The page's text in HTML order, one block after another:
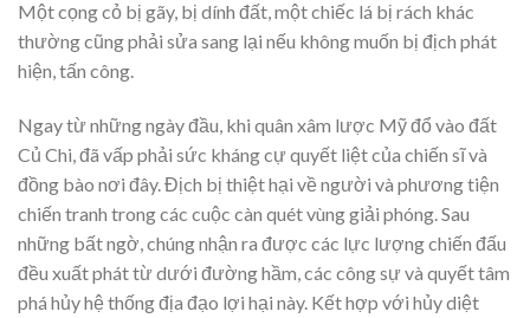
Một cọng cỏ bị gãy, bị dính đất, một chiếc lá bị rách khác
thường cũng phải sửa sang lại nếu không muốn bị địch phát
hiện, tấn công.
Ngay từ những ngày đầu, khi quân xâm lược Mỹ đổ vào đất
Củ Chi, đã vấp phải sức kháng cự quyết liệt của chiến sĩ và
đồng bào nơi đây. Địch bị thiệt hại về người và phương tiện
chiến tranh trong các cuộc càn quét vùng giải phóng. Sau
những bất ngờ, chúng nhận ra được các lực lượng chiến đấu
đều xuất phát từ dưới đường hầm, các công sự và quyết tâm
phá hủy hệ thống địa đạo lợi hại này. Kết hợp với hủy diệt